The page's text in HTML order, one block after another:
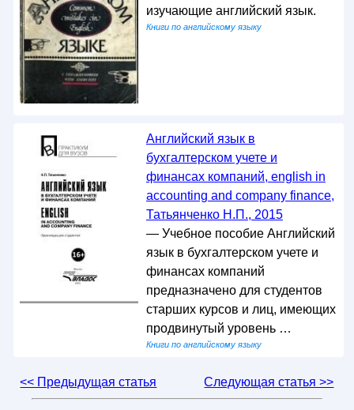
изучающие английский язык.
Книги по английскому языку
Английский язык в
бухгалтерском учете и
финансах компаний, english in
accounting and company finance,
Татьянченко Н.П., 2015
— Учебное пособие Английский
язык в бухгалтерском учете и
финансах компаний
предназначено для студентов
старших курсов и лиц, имеющих
продвинутый уровень …
Книги по английскому языку
<< Предыдущая статья Следующая статья >>